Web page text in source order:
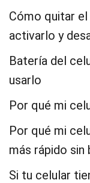
Cómo quitar
activarlo y
Batería del
usarlo
Por qué mi
Por qué mi
más rápido
Si tu celular